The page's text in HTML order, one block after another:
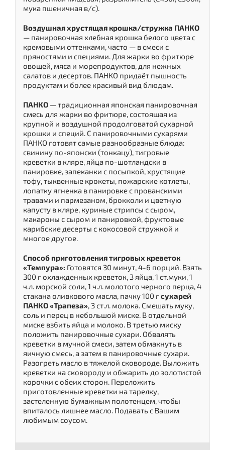
мука пшеничная в/с).
Воздушная хрустящая крошка/стружка ПАНКО
— панировочная хлебная крошка белого цвета с
кремовыми оттенками, часто — в смеси с
пряностями и специями. Для жарки во фритюре
овощей, мяса и морепродуктов, для нежных
салатов и десертов. ПАНКО придаёт пышность
продуктам и более красивый вид блюдам.
ПАНКО — традиционная японская панировочная
смесь для жарки во фритюре, состоящая из
крупной и воздушной продолговатой сухарной
крошки и специй. С панировочными сухарями
ПАНКО готовят самые разнообразные блюда:
свинину по-японски (тонкацу), тигровые
креветки в кляре, яйца по-шотландски в
панировке, запеканки с посыпкой, хрустящие
тофу, тыквенные крокеты, пожарские котлеты,
лопатку ягненка в панировке с прованскими
травами и пармезаном, брокколи и цветную
капусту в кляре, куриные стрипсы с сыром,
макароны с сыром и панировкой, фруктовые
карибские десерты с кокосовой стружкой и
многое другое.
Способ приготовления тигровых креветок
«Темпура»: Готовятся 30 минут, 4-6 порций. Взять
300 г охлажденных креветок, 3 яйца, 1 ст.муки, 1
ч.л. морской соли, 1 ч.л. молотого черного перца, 4
стакана оливкового масла, пачку 100 гсухарей
ПАНКО «Трапеза», 3 ст.л. молока. Смешать муку,
соль и перец в небольшой миске. В отдельной
миске взбить яйца и молоко. В третью миску
положить панировочные сухари. Обвалять
креветки в мучной смеси, затем обмакнуть в
яичную смесь, а затем в панировочные сухари.
Разогреть масло в тяжелой сковороде. Выложить
креветки на сковороду и обжарить до золотистой
корочки с обеих сторон. Переложить
приготовленные креветки на тарелку,
застеленную бумажным полотенцем, чтобы
впиталось лишнее масло. Подавать с Вашим
любимым соусом.